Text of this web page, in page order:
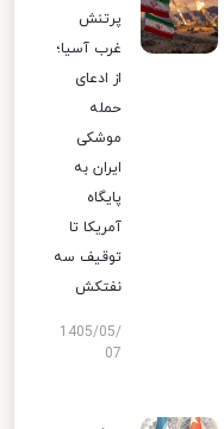
پرتنش
غرب آسیا؛
از ادعای
حمله
موشکی
ایران به
پایگاه
آمریکا تا
توقیف سه
نفتکش
1405/05/
07